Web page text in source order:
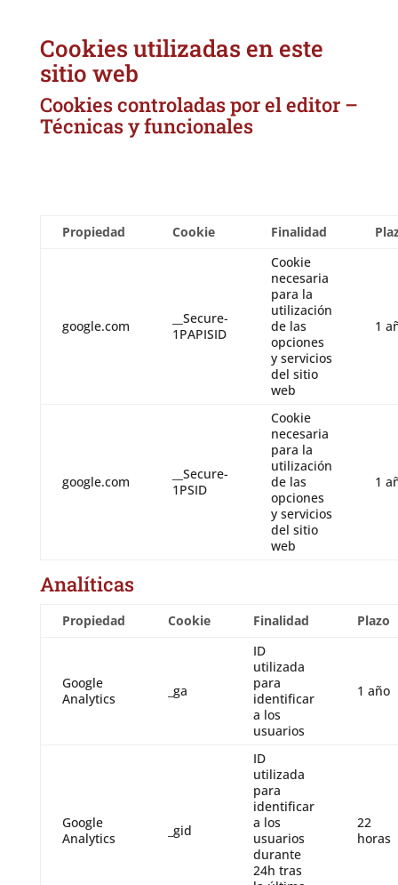
Cookies utilizadas en este
sitio web
Cookies controladas por el editor –
Técnicas y funcionales
Propiedad Cookie Finalidad
google.com
__Secure-
1PAPISID
Cookie
necesaria
para la
utilización
de las
opciones
y servicios
del sitio
web
1
google.com
__Secure-
1PSID
Cookie
necesaria
para la
utilización
de las
opciones
y servicios
del sitio
web
1
Analíticas
Propiedad Cookie Finalidad Plazo
Google
Analytics
_ga
ID
utilizada
para
identificar
a los
usuarios
1 año
Google
Analytics
_gid
ID
utilizada
para
identificar
a los
usuarios
durante
24h tras
22
horas